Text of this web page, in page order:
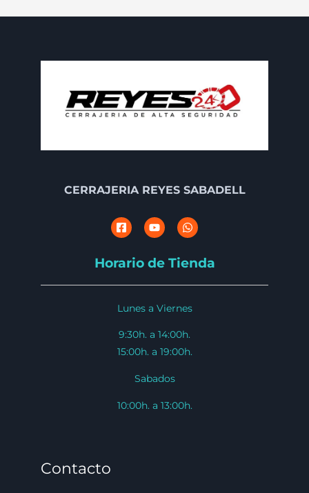
CERRAJERIA REYES SABADELL
Horario de Tienda
Lunes a Viernes
9:30h. a 14:00h.
15:00h. a 19:00h.
Sabados
10:00h. a 13:00h.
Contacto